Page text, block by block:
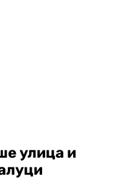
улица и